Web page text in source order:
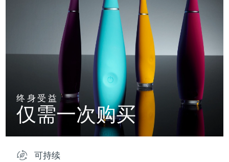
终身受益
仅需一次购买
可持续